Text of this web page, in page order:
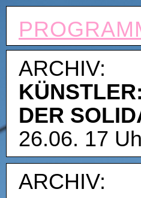
ARCHIV:
DER
26.06. 17
ARCHIV: